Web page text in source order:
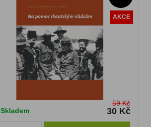
AKCE
Skladem
59 Kč
30 Kč